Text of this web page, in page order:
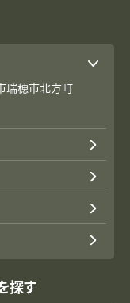
瑞穂市北方町
探す